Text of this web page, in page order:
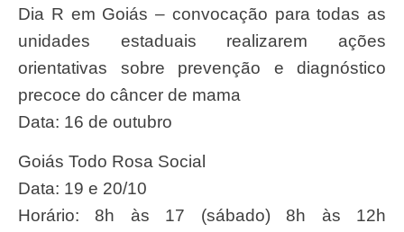
Dia R em Goiás – convocação para todas as
unidades estaduais realizarem ações
orientativas sobre prevenção e diagnóstico
precoce do câncer de mama
Data: 16 de outubro
Goiás Todo Rosa Social
Data: 19 e 20/10
Horário: 8h às 17 (sábado) 8h às 12h